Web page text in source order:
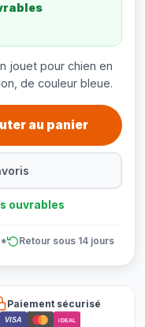
jouet pour chien en
de couleur bleue.
au panier
ouvrables
Retour sous 14 jours
Paiement sécurisé
VISA iDEAL